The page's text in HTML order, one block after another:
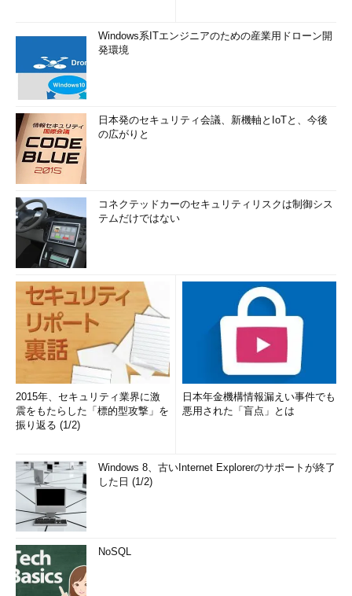
Windows系ITエンジニアのための産業用ドローン開
発環境
日本発のセキュリティ会議、新機軸とIoTと、今後
の広がりと
コネクテッドカーのセキュリティリスクは制御シス
テムだけではない
2015年、セキュリティ業界に激
震をもたらした「標的型攻撃」を
振り返る (1/2)
日本年金機構情報漏えい事件でも
悪用された「盲点」とは
Windows 8、古いInternet Explorerのサポートが終了
した日 (1/2)
NoSQL